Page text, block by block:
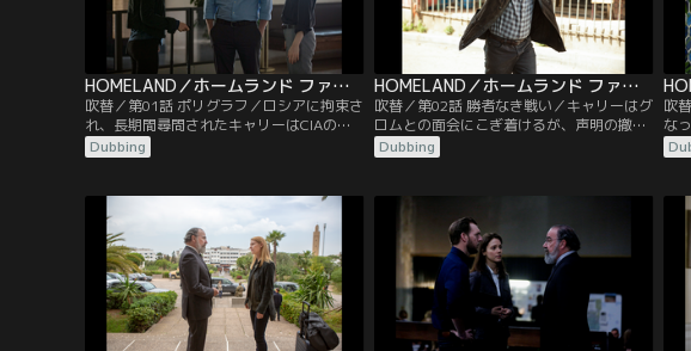
HOMELAND／ホームランド ファイナル・シーズン 第01話／吹替
吹替／第01話 ポリグラフ／ロシアに拘束さ
れ、長期間尋問されたキャリーはCIAのポ
リグラフ検査に引っかかってしまうが、ソ
ールの一存でアフガニスタンとタリバンが
になる。同じ頃マックスは、国境付近にあ
る盗聴器を修理するという任務を課せら
れ、危険な地帯での作業を行うはめになっ
ていた。
Dubbing
HOMELAND／ホームランド ファイナル・シーズン 第02話／吹替
吹替／第02話 勝者なき戦い／キャリーはグ
ロムとの面会にこぎ着けるが、声明の撤回
を拒否されてしまう。グロムに圧力をかけ
るため、取引材料を探すキャリーの元に差
の名前が書かれていた。一方、ソールはマ
ックスからもたらされた情報を頼りに、グ
アンタナモの捕虜を利用してハッカニに手
紙を届けようとする。
Dubbing
吹
な
こ
す
ー
彼
長